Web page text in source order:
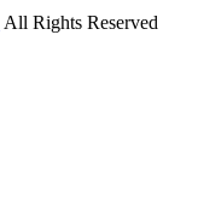
All Rights Reserved